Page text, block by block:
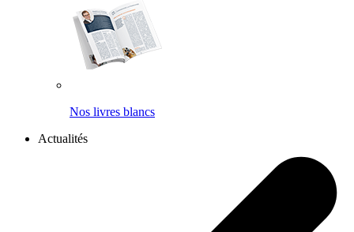
Nos livres blancs
Actualités